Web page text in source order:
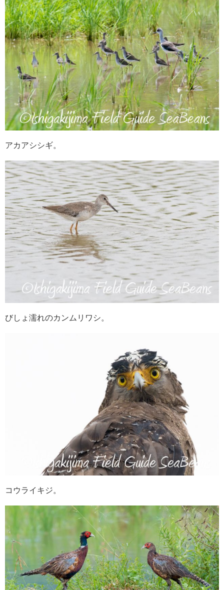
アカアシシギ。
びしょ濡れのカンムリワシ。
コウライキジ。